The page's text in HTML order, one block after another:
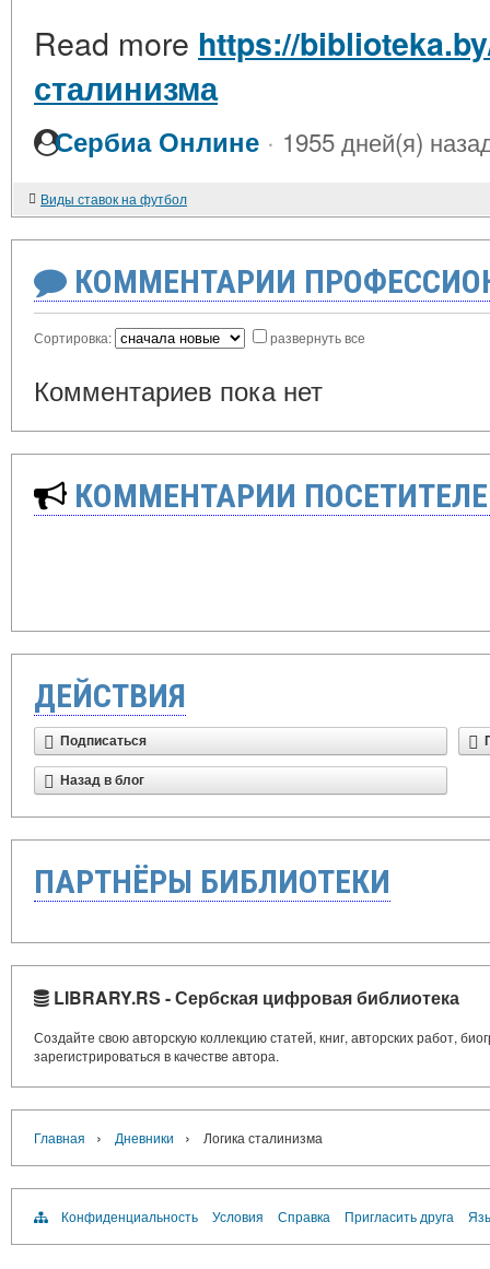
Read more https://
сталинизма
Сербиа Онлине · 1955 дней(я)
Виды ставок на футбол
КОММЕНТАРИИ
Сортировка: развернуть все
Комментариев пока нет
КОММЕНТАРИИ
ДЕЙСТВИЯ
Подписаться
Назад в блог
ПАРТНЁРЫ БИБЛИОТЕКИ
LIBRARY.RS - Сербская цифровая библиотека
Создайте свою авторскую коллекцию статей, книг, авторских работ,
зарегистрироваться в качестве автора.
Главная › Дневники › Логика сталинизма
Конфиденциальность Условия Справка Пригласить друга